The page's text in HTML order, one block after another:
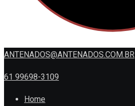
ANTENADOS@ANTENADOS.COM.BR
61 99698-3109
Home